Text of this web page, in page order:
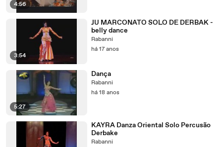
4:56
3:54
JU MARCONATO SOLO DE DERBAK -
belly dance
Rabanni
há 17 anos
5:27
Dança
Rabanni
há 18 anos
KAYRA Danza Oriental Solo Percusão
Derbake
Rabanni